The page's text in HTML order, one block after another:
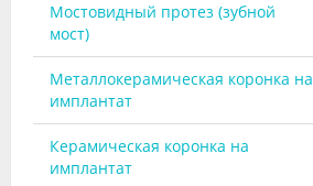
Мостовидный протез (зубной
мост)
Металлокерамическая коронка на
имплантат
Керамическая коронка на
имплантат